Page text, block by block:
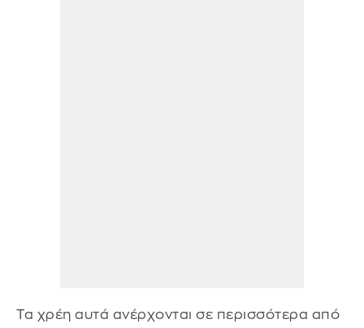
Τα χρέη αυτά ανέρχονται σε περισσότερα από